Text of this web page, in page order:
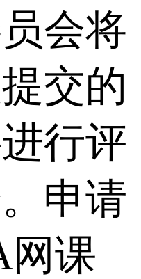
会将
交的
行评
申请
网课